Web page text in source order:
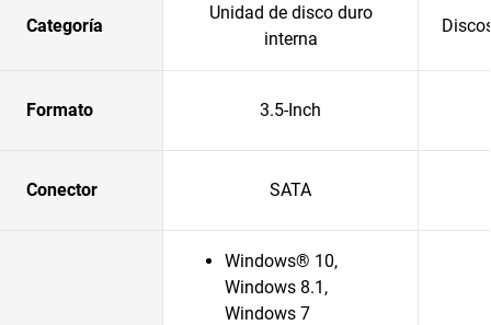
Categoría
Unidad de disco duro
interna
Formato 3.5-Inch
Conector SATA
Windows® 10,
Windows 8.1,
Windows 7